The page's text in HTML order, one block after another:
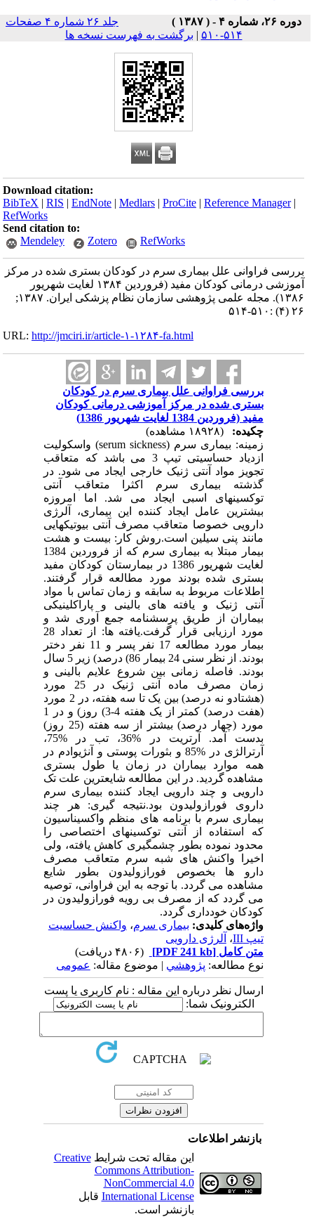
دوره ۲۶، شماره ۴ - ( ۱۳۸۷ )
جلد ۲۶ شماره ۴ صفحات
۵۱۴-۵۱۰
| برگشت به فهرست نسخه ها
Download citation:
BibTeX |RIS |EndNote |Medlars |ProCite |Reference Manager
RefWorks
Send citation to:
Mendeley
Zotero RefWorks
بررسی فراوانی علل بیماری سرم در کودکان بستری شده در مرکز
آموزشی درمانی کودکان مفید (فروردین ۱۳۸۴ لغایت شهریور
۱۳۸۶). مجله علمی پژوهشی سازمان نظام پزشکی ایران. ۱۳۸۷;
۲۶ (۴) :۵۱۰-۵۱۴
URL:http://jmciri.ir/article-۱-۱۲۸۴-fa.html
بررسی فراوانی علل بیماری سرم در کودکان
بستری شده در مرکز آموزشی درمانی کودکان
مفید (فروردین 1384 لغایت شهریور 1386)
چکیده:
زمینه: بیماری سرم (serum sickness) واسکولیت
ازدیاد حساسیتی تیپ 3 می باشد که متعاقب
تجویز مواد آنتی ژنیک خارجی ایجاد می شود. در
گذشته بیماری سرم اکثرا متعاقب آنتی
توکسینهای اسبی ایجاد می شد. اما امروزه
بیشترین عامل ایجاد کننده این بیماری، آلرژی
دارویی خصوصا متعاقب مصرف آنتی بیوتیکهایی
مانند پنی سیلین است.روش کار: بیست و هشت
بیمار مبتلا به بیماری سرم که از فروردین 1384
لغایت شهریور 1386 در بیمارستان کودکان مفید
بستری شده بودند مورد مطالعه قرار گرفتند.
اطلاعات مربوط به سابقه و زمان تماس با مواد
آنتی ژنیک و یافته های بالینی و پاراکلینیکی
بیماران از طریق پرسشنامه جمع آوری شد و
مورد ارزیابی قرار گرفت.یافته ها: از تعداد 28
بیمار مورد مطالعه 17 نفر پسر و 11 نفر دختر
بودند. از نظر سنی 24 بیمار 86) درصد) زیر 5 سال
بودند. فاصله زمانی بین شروع علایم بالینی و
زمان مصرف ماده آنتی ژنیک در 25 مورد
(هشتادو نه درصد) بین یک تا سه هفته، در 2 مورد
مورد (چهار درصد) بیشتر از سه هفته (25 روز)
بدست آمد. آرتریت در %36، تب در %75،
آرترالژی در %85 و بثورات پوستی و آنژیوادم در
همه موارد بیماران در زمان یا طول بستری
مشاهده گردید. در این مطالعه شایعترین علت تک
دارویی و چند دارویی ایجاد کننده بیماری سرم
داروی فورازولیدون بود.نتیجه گیری: هر چند
بیماری سرم با برنامه های منظم واکسیناسیون
که استفاده از آنتی توکسینهای اختصاصی را
محدود نموده بطور چشمگیری کاهش یافته، ولی
اخیرا واکنش های شبه سرم متعاقب مصرف
دارو ها بخصوص فورازولیدون بطور شایع
مشاهده می گردد. با توجه به این فراوانی، توصیه
می گردد که از مصرف بی رویه فورازولیدون در
کودکان خودداری گردد.
واژه‌های کلیدی:بیماری سرم ،واکنش حساسیت
تیپ III
،آلرژی دارویی
متن کامل[PDF 241 kb]
نوع مطالعه:پژوهشي| موضوع مقاله:عمومى
ارسال نظر درباره این مقاله : نام کاربری یا پست
الکترونیک شما:
بازنشر اطلاعات
این مقاله تحت شرایطCreative
Commons Attribution-
NonCommercial 4.0
International Licenseقابل
بازنشر است.